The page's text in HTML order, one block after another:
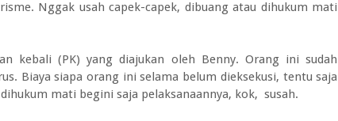
Nggak usah capek-capek, dibuang atau dihukum mati
kebali (PK) yang diajukan oleh Benny. Orang ini sudah
Biaya siapa orang ini selama belum dieksekusi, tentu saja
mati begini saja pelaksanaannya, kok, susah.